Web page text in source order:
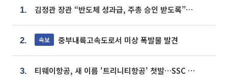
1. 김정관 장관 “반도체 성과급, 주총 승인 받도록”…상법·자본시장법 개정 시사
2. 속보 중부내륙고속도로서 미상 폭발물 발견
3. 티웨이항공, 새 이름 '트리니티항공' 첫발…SSC 전략 본격화